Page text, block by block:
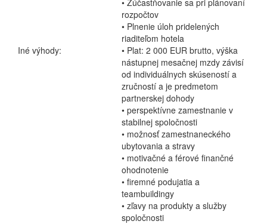
• Zúčastňovanie sa pri plánovaní
rozpočtov
• Plnenie úloh pridelených
riaditeľom hotela
Iné výhody:
• Plat: 2 000 EUR brutto, výška
nástupnej mesačnej mzdy závisí
od individuálnych skúseností a
zručností a je predmetom
partnerskej dohody
• perspektívne zamestnanie v
stabilnej spoločnosti
• možnosť zamestnaneckého
ubytovania a stravy
• motivačné a férové finančné
ohodnotenie
• firemné podujatia a
teambuildingy
• zľavy na produkty a služby
spoločnosti